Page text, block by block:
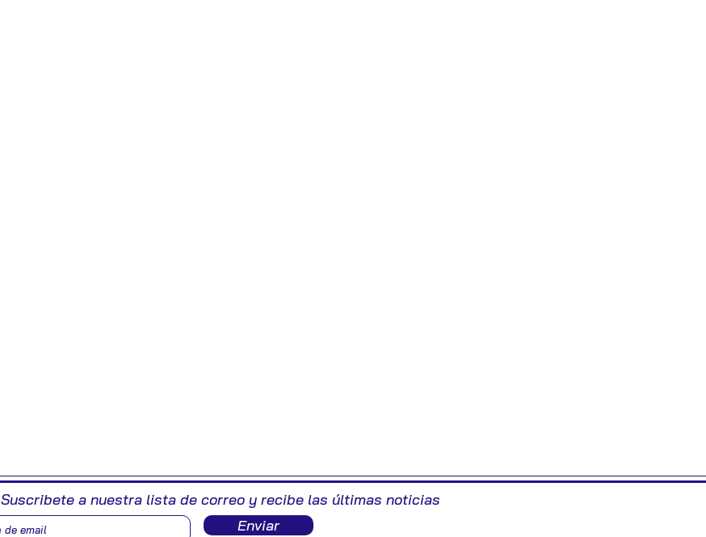
Suscribete a nuestra lista de correo y recibe las últimas noticias
Enviar